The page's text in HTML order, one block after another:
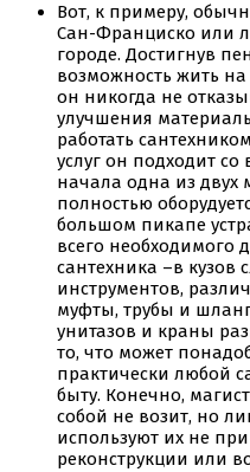
Вот, к примеру,
Сан-Франциско или
городе. Достигнув
возможность жить
он никогда не
улучшения
работать
услуг он подходит со
начала одна из
полностью
большом пикапе
всего необходимого
сантехника –в
инструментов,
муфты, трубы и
унитазов и краны
то, что может
практически любой
быту. Конечно,
собой не возит, но
используют их не
реконструкции или